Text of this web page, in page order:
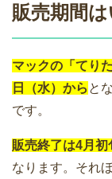
販売期間
マックの「てり
日（水）から と
です。
販売終了は4月初
なります。それ